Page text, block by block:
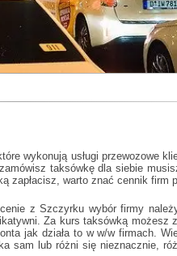
wykonują usługi przewozowe
taksówkę dla siebie
warto znać cennik firm
z Szczyrku wybór firmy
Za kurs taksówką możesz
jak działa to w w/w firmach.
sam lub różni się nieznacznie,